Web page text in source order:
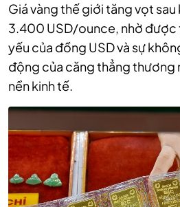
Giá vàng thế giới tăng vọt sau
3.400 USD/ounce, nhờ được
yếu của đồng USD và sự
động của căng thẳng thương
nền kinh tế.